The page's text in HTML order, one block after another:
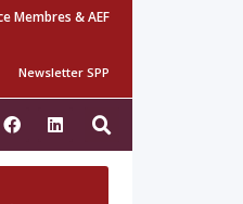
Membres & AEF
Newsletter SPP